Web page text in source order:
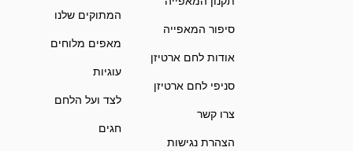
סיפור המאפייה
אודות לחם ארטיזן
סניפי לחם ארטיזן
צרו קשר
הצהרת נגישות
המתוקים שלנו
מאפים מלוחים
עוגיות
לצד ועל הלחם
חגים